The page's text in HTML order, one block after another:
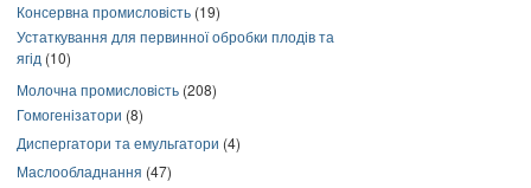
Консервна промисловість (19)
Устаткування для первинної обробки плодів та
ягід (10)
Молочна промисловість (208)
Гомогенізатори (8)
Диспергатори та емульгатори (4)
Маслообладнання (47)